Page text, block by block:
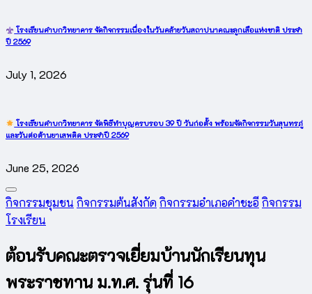
โรงเรียนคำบกวิทยาคาร จัดกิจกรรมเนื่องในวันคล้ายวันสถาปนาคณะลูกเสือแห่งชาติ ประจำ
ปี 2569
July 1, 2026
โรงเรียนคำบกวิทยาคาร จัดพิธีทำบุญครบรอบ 39 ปี วันก่อตั้ง พร้อมจัดกิจกรรมวันสุนทรภู่
และวันต่อต้านยาเสพติด ประจำปี 2569
June 25, 2026
Posted
in
กิจกรรมชุมชน กิจกรรมต้นสังกัด กิจกรรมอำเภอคำชะอี กิจกรรม
โรงเรียน
ต้อนรับคณะตรวจเยี่ยมบ้านนักเรียนทุน
พระราชทาน ม.ท.ศ. รุ่นที่ 16